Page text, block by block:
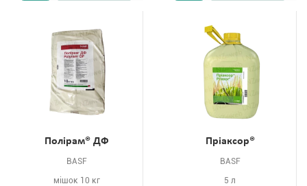
Полірам® ДФ
BASF
мішок 10 кг
Пріаксор®
BASF
5 л